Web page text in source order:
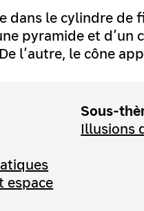
dans le cylindre de
pyramide et d’un
l’autre, le cône
espace
Sous-
Illusions